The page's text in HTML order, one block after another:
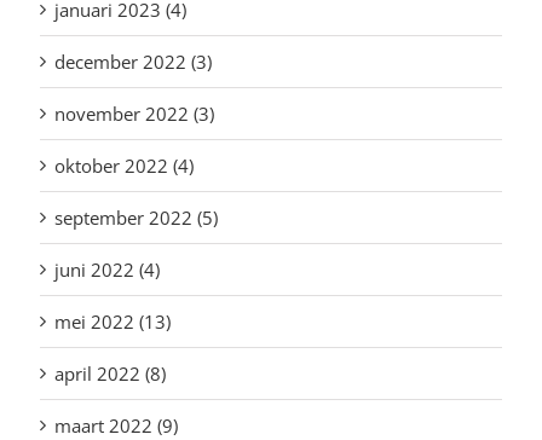
januari 2023 (4)
december 2022 (3)
november 2022 (3)
oktober 2022 (4)
september 2022 (5)
juni 2022 (4)
mei 2022 (13)
april 2022 (8)
maart 2022 (9)